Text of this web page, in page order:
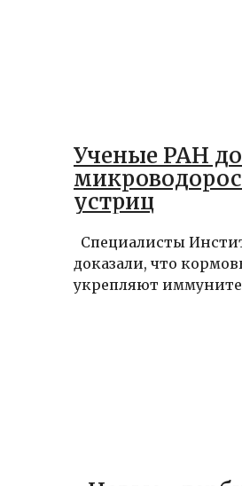
Ученые РАН
устриц
Специалисты
доказали, что
укрепляют